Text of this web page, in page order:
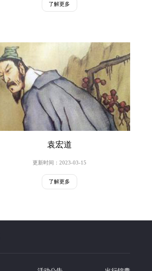
了解更多
袁宏道
更新时间：2023-03-15
了解更多